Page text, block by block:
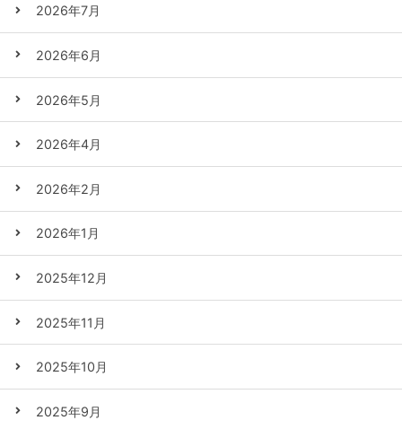
2026年7月
2026年6月
2026年5月
2026年4月
2026年2月
2026年1月
2025年12月
2025年11月
2025年10月
2025年9月